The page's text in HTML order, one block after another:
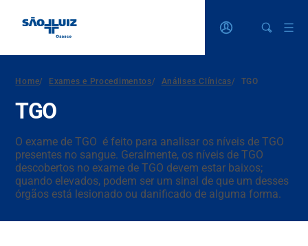
Home/ Exames e Procedimentos/ Análises Clínicas/ TGO
TGO
O exame de TGO é feito para analisar os níveis de TGO
presentes no sangue. Geralmente, os níveis de TGO
descobertos no exame de TGO devem estar baixos;
quando elevados, podem ser um sinal de que um desses
órgãos está lesionado ou danificado de alguma forma.